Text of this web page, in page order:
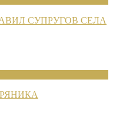
СУПРУГОВ СЕЛА